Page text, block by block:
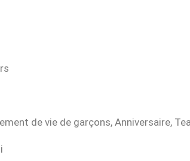
de vie de garçons, Anniversaire,